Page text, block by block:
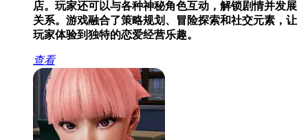
店。玩家还可以与各种神秘角色互动，解锁剧情并发展
关系。游戏融合了策略规划、冒险探索和社交元素，让
玩家体验到独特的恋爱经营乐趣。
查看